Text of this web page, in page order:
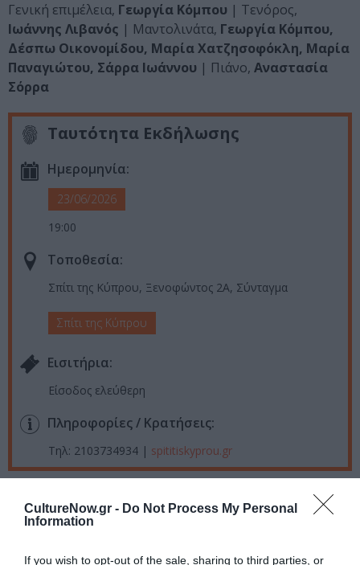
CultureNow.gr - Do Not Process My Personal
Information
If you wish to opt-out of the sale, sharing to third parties, or
Γενική επιμέλεια, Γεωργία Κόμπου | Τενόρος,
Ιωάννης Λιβανός | Μαντολινάτα, Γεωργία Κόμπου,
Δέσπω Οικονομίδου, Μαρία Χατζησοφόκλη, Μαρία
Παναγιώτου, Σάρρα Ιωάννου | Πιάνο, Αναστασία
Σόρρα
Ταυτότητα Εκδήλωσης
Ημερομηνία:
23/06/2026
19:00
Τοποθεσία:
Σπίτι της Κύπρου, Ξενοφώντος 2Α, Σύνταγμα
Σπίτι της Κύπρου
Eισιτήρια:
Είσοδος ελεύθερη
Πληροφορίες / Κρατήσεις:
Τηλ: 2103734934 | spititiskyprou.gr
Google Newsκαι
μάθετε πρώτοι όλες τις ειδήσεις